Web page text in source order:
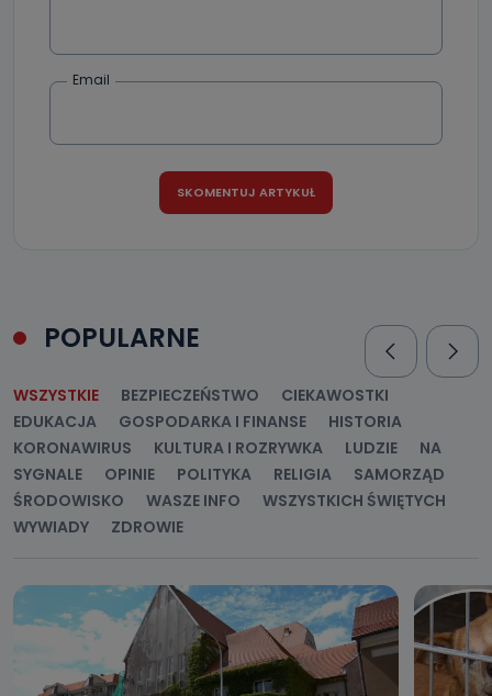
Email
POPULARNE
WSZYSTKIE BEZPIECZEŃSTWO
CIEKAWOSTKI
EDUKACJA
GOSPODARKA I FINANSE
HISTORIA
KORONAWIRUS
KULTURA I ROZRYWKA LUDZIE
NA
SYGNALE
OPINIE POLITYKA RELIGIA
SAMORZĄD
ŚRODOWISKO
WASZE INFO
WSZYSTKICH ŚWIĘTYCH
WYWIADY
ZDROWIE